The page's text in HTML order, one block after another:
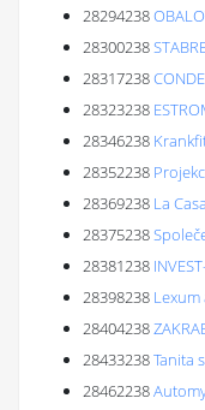
28294238
28300238
28317238
28323238
28346238
28352238
28369238 La
28375238
28381238
28398238 Lexum
28404238
28433238Tanita
28462238